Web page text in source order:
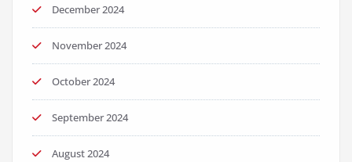
December 2024
November 2024
October 2024
September 2024
August 2024